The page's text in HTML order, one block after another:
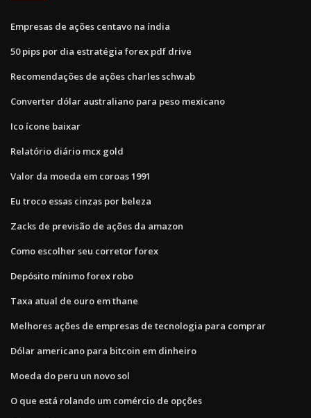
Empresas de ações centavo na índia
50 pips por dia estratégia forex pdf drive
Recomendações de ações charles schwab
Converter dólar australiano para peso mexicano
Ico ícone baixar
Relatório diário mcx gold
Valor da moeda em coroas 1991
Eu troco essas cinzas por beleza
Zacks de previsão de ações da amazon
Como escolher seu corretor forex
Depósito mínimo forex robo
Taxa atual de ouro em thane
Melhores ações de empresas de tecnologia para comprar
Dólar americano para bitcoin em dinheiro
Moeda do peru un novo sol
O que está rolando um comércio de opções